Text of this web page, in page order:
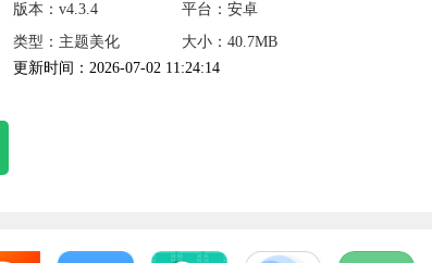
版本：v4.3.4
平台： 安卓
类型：主题美化
大小：40.7MB
更新时间：2026-07-02 11:24:14